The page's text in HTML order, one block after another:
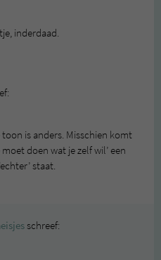
inderdaad.
is anders. Misschien komt
doen wat je zelf wil’ een
staat.
schreef: